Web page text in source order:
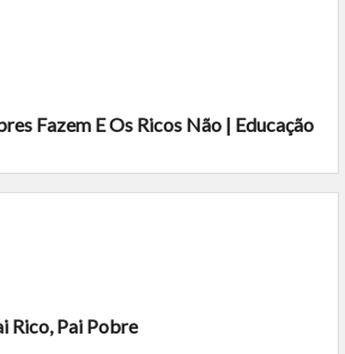
Fazem E Os Ricos Não | Educação
Rico, Pai Pobre